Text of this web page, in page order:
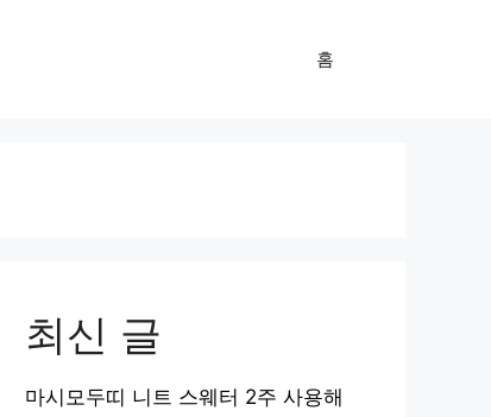
홈
최신 글
마시모두띠 니트 스웨터 2주 사용해